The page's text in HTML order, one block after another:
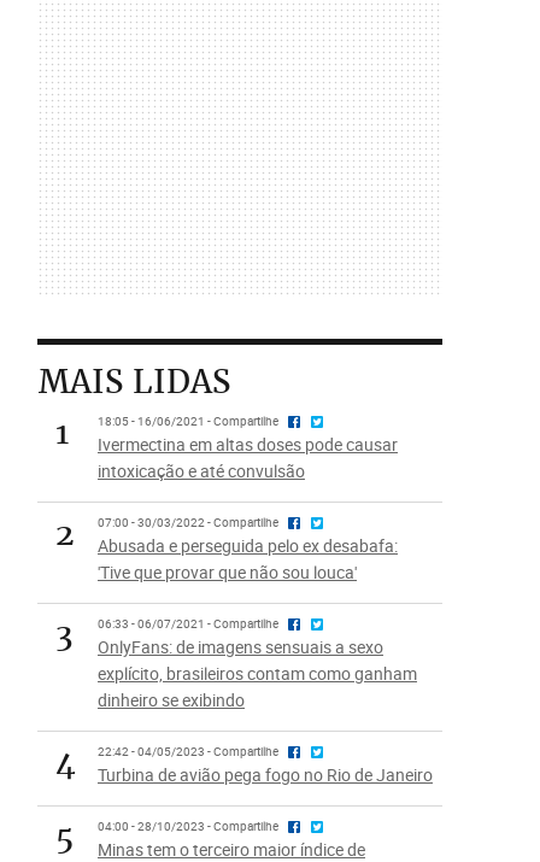
MAIS LIDAS
1
18:05 - 16/06/2021 - Compartilhe
Ivermectina em altas doses pode causar
intoxicação e até convulsão
2 07:00 - 30/03/2022 - Compartilhe
Abusada e perseguida pelo ex desabafa:
'Tive que provar que não sou louca'
3 06:33 - 06/07/2021 - Compartilhe
OnlyFans: de imagens sensuais a sexo
explícito, brasileiros contam como ganham
dinheiro se exibindo
4 22:42 - 04/05/2023 - Compartilhe
Turbina de avião pega fogo no Rio de Janeiro
5 04:00 - 28/10/2023 - Compartilhe
Minas tem o terceiro maior índice de